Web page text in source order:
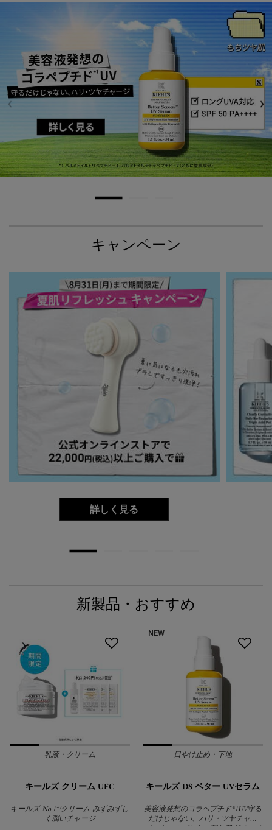
キャンペーン
詳しく見る
新製品・おすすめ
乳液・クリーム
キールズ クリーム UFC
キールズ No.1*¹クリーム みずみずし
く潤いチャージ
NEW
日やけ止め・下地
キールズ DS ベター UVセラム
美容液発想のコラペプチド*1UV守る
だけじゃない、ハリ・ツヤチャー